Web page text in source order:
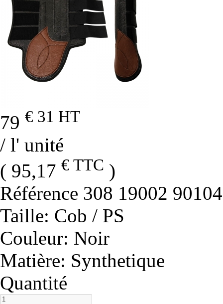
79 € 31 HT
/ l' unité
( 95,17 € TTC )
Référence 308 19002 90104
Taille: Cob / PS
Couleur: Noir
Matière: Synthetique
Quantité